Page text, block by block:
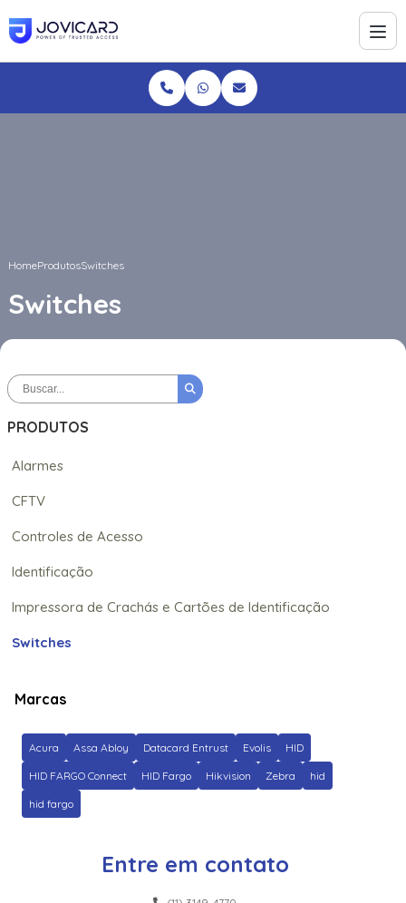
HomeProdutosSwitches
Switches
PRODUTOS
Alarmes
CFTV
Controles de Acesso
Identificação
Impressora de Crachás e Cartões de Identificação
Switches
Marcas
Acura Assa Abloy Datacard Entrust Evolis HID
HID FARGO Connect HID Fargo Hikvision Zebra hid
hid fargo
Entre em contato